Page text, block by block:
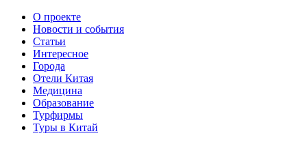
О проекте
Новости и события
Статьи
Интересное
Города
Отели Китая
Медицина
Образование
Турфирмы
Туры в Китай